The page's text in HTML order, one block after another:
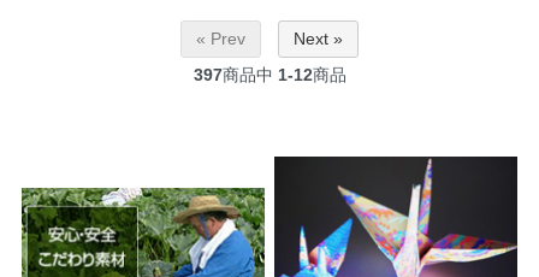
« Prev
Next »
397商品中 1-12商品